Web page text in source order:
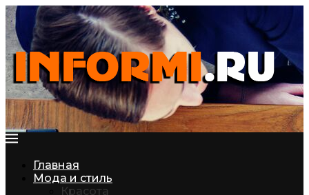
Главная
Мода и стиль
Красота